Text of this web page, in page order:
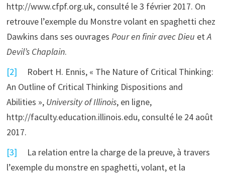
http://www.cfpf.org.uk, consulté le 3 février 2017. On
retrouve l’exemple du Monstre volant en spaghetti chez
Dawkins dans ses ouvragesPour en finir avec Dieu etA
Devil’s Chaplain.
[2] Robert H. Ennis, « The Nature of Critical Thinking:
An Outline of Critical Thinking Dispositions and
Abilities », University of Illinois, en ligne,
http://faculty.education.illinois.edu, consulté le 24 août
2017.
[3] La relation entre la charge de la preuve, à travers
l’exemple du monstre en spaghetti, volant, et la